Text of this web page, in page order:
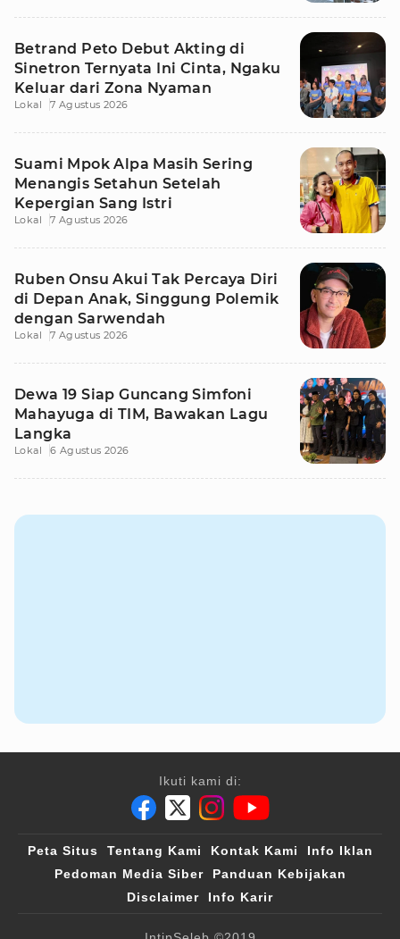
Betrand Peto Debut Akting di
Sinetron Ternyata Ini Cinta, Ngaku
Keluar dari Zona Nyaman
Lokal 7 Agustus 2026
Suami Mpok Alpa Masih Sering
Menangis Setahun Setelah
Kepergian Sang Istri
Lokal 7 Agustus 2026
Ruben Onsu Akui Tak Percaya Diri
di Depan Anak, Singgung Polemik
dengan Sarwendah
Lokal 7 Agustus 2026
Dewa 19 Siap Guncang Simfoni
Mahayuga di TIM, Bawakan Lagu
Langka
Lokal 6 Agustus 2026
Ikuti kami di:
Peta Situs Tentang Kami Kontak Kami
Info Iklan
Pedoman Media Siber
Panduan Kebijakan
Disclaimer
Info Karir